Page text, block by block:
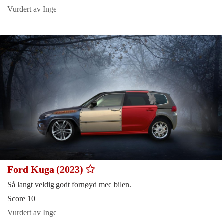
Vurdert av Inge
Ford Kuga (2023)
Så langt veldig godt fornøyd med bilen.
Score 10
Vurdert av Inge